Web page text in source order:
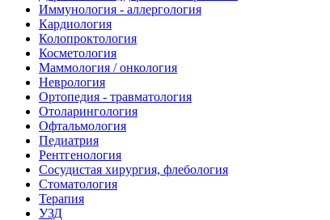
Иммунология - аллергология
Кардиология
Колопроктология
Косметология
Маммология / онкология
Неврология
Ортопедия - травматология
Отоларингология
Офтальмология
Педиатрия
Рентгенология
Сосудистая хирургия, флебология
Стоматология
Терапия
УЗД